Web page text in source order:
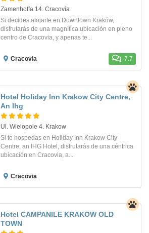
Zamenhoffa 14. Cracovia
Si decides alojarte en Downtown Kraków,
disfrutarás de una magnífica ubicación en pleno
centro de Cracovia, y apenas te...
Cracovia 7.7
Hotel Holiday Inn Krakow City Centre,
An Ihg
Ul. Wielopole 4. Krakow
Si te hospedas en Holiday Inn Krakow City
Centre, an IHG Hotel, disfrutarás de una céntrica
ubicación en Cracovia, a...
Cracovia
Hotel CAMPANILE KRAKOW OLD
TOWN